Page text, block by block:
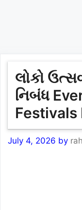
લોકો
નિબંધ
Festivals
July 4, 2026 by